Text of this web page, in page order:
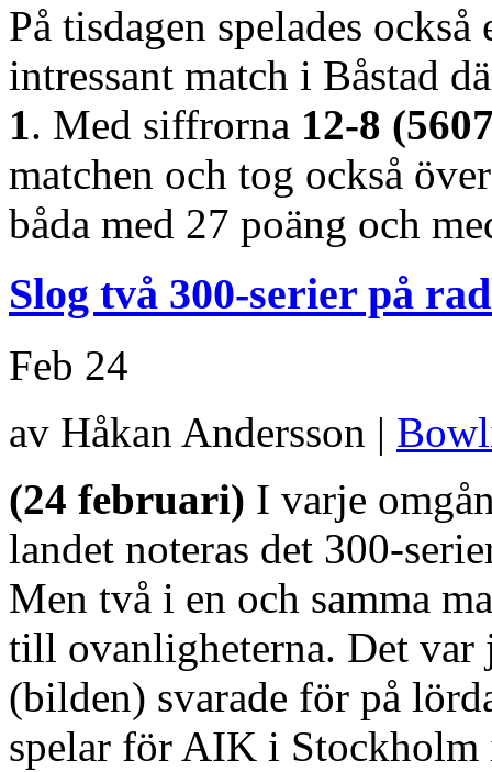
På tisdagen spelades
intressant match i Båstad
1 . Med siffrorna 12-8
matchen och tog också
båda med 27 poäng och
Slog två 300-serier på
Feb 24
av Håkan Andersson |
(24 februari) I varje
landet noteras det 300-
Men två i en och samma
till ovanligheterna. Det var
(bilden) svarade för på
spelar för AIK i Stockholm